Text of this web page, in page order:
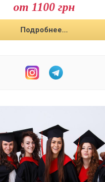
от 1100 грн
Подробнее...